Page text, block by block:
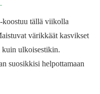
koostuu tällä viikolla
värikkäät kasvikset
kuin ulkoisestikin.
suosikkisi helpottamaan